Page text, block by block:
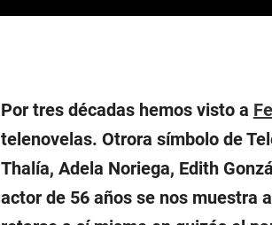
Por tres décadas hemos visto a
telenovelas. Otrora símbolo de
Thalía, Adela Noriega, Edith
actor de 56 años se nos muestra